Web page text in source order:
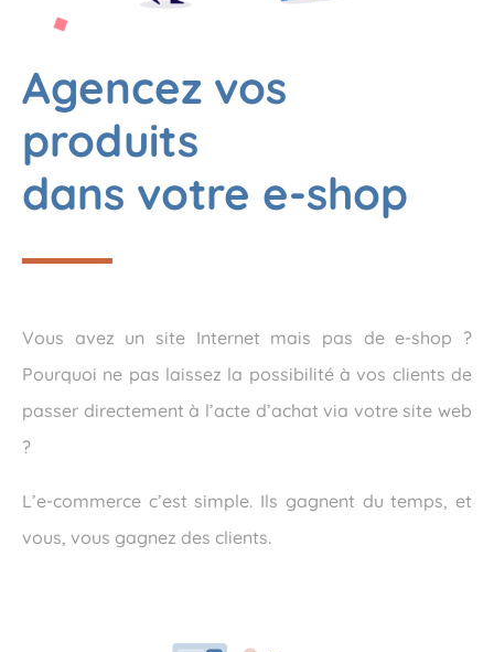
Agencez vos
produits
dans votre e-shop
Vous avez un site Internet mais pas de e-shop ?
Pourquoi ne pas laissez la possibilité à vos clients de
passer directement à l’acte d’achat via votre site web
?
L’e-commerce c’est simple. Ils gagnent du temps, et
vous, vous gagnez des clients.